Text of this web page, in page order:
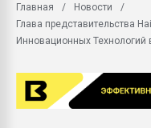
Главная
Новости
Глава представительства
Инновационных Технологий